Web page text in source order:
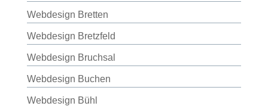
Webdesign Bretten
Webdesign Bretzfeld
Webdesign Bruchsal
Webdesign Buchen
Webdesign Bühl